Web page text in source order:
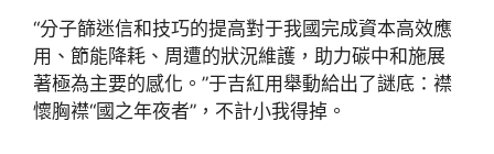
“分子篩迷信和技巧的提高對于我國完成資本高效應
用、節能降耗、周遭的狀況維護，助力碳中和施展
著極為主要的感化。”于吉紅用舉動給出了謎底：襟
懷胸襟“國之年夜者”，不計小我得掉。